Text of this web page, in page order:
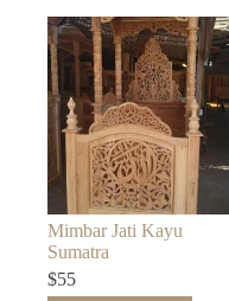
Mimbar Jati Kayu
Sumatra
$55